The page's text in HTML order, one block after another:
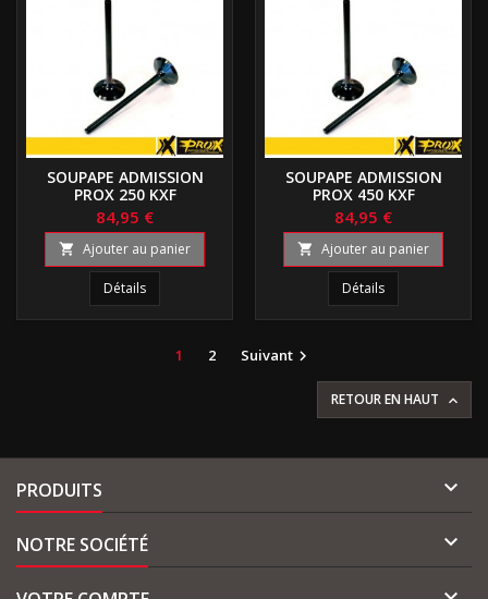
SOUPAPE ADMISSION
PROX 250 KXF
84,95 €
 Ajouter au panier
Détails
SOUPAPE ADMISSION
PROX 450 KXF
84,95 €
 Ajouter au panier
Détails
1 2 Suivant 
RETOUR EN HAUT 
PRODUITS 
NOTRE SOCIÉTÉ 